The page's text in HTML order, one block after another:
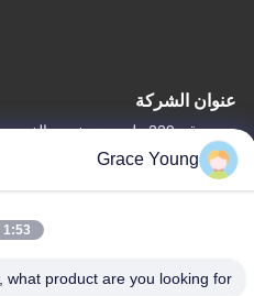
عنوان الشركة
رقم 229 طريق تونغزيبو
عنوان المصنع
رقم 229 طريق تونغزيبو
Grace Young
1:53 PM
what product are you looking for?